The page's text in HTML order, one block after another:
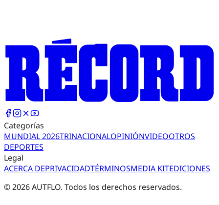
Categorías
MUNDIAL 2026TRINACIONALOPINIÓNVIDEOOTROS
DEPORTES
Legal
ACERCA DEPRIVACIDADTÉRMINOSMEDIA KITEDICIONES
©2026AUTFLO. Todos los derechos reservados.